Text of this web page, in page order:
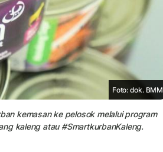
Foto: dok. BMM
kemasan ke pelosok melalui program
kaleng atau #SmartkurbanKaleng.